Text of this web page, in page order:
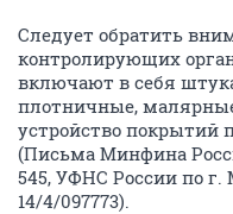
Следует обратить
контролирующих
включают в себя
плотничные,
устройство покрытий
(Письма Минфина
545, УФНС России по г.
14/4/097773).